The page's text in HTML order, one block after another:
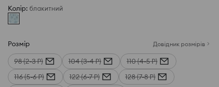
Колір: блакитний
Розмір Довідник розмірів
98 (2-3 Р) 104 (3-4 Р)
110 (4-5 Р)
116 (5-6 Р)
122 (6-7 Р)
128 (7-8 Р)